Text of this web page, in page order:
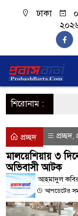
ঢাকা
শিরোনাম :
প্রচ্ছদ প্রচ্ছদ,
মালয়েশিয়ায় ৩
অভিবাসী আটক
আহমাদুল
আপডেটের